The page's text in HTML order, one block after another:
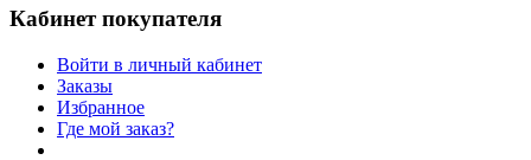
Кабинет покупателя
Войти в личный кабинет
Заказы
Избранное
Где мой заказ?